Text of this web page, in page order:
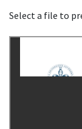
Select a file to